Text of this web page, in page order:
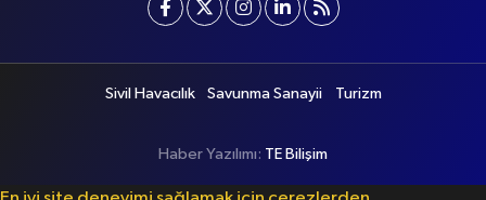
Sivil Havacılık Savunma Sanayii Turizm
Haber Yazılımı: TE Bilişim